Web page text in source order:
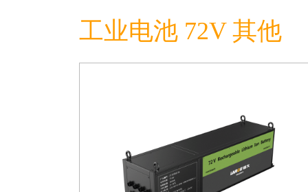
工业电池 72V 其他